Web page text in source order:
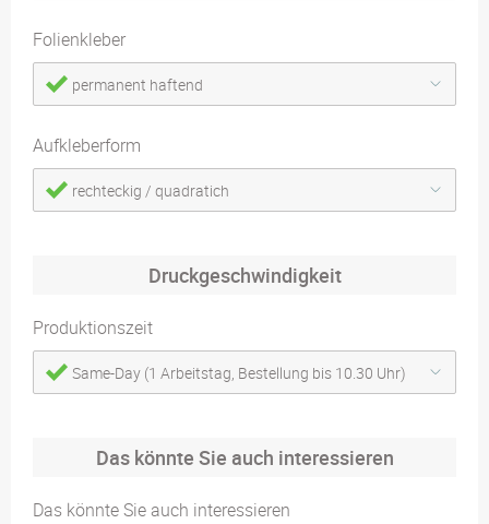
Folienkleber
permanent haftend
Aufkleberform
rechteckig / quadratich
Druckgeschwindigkeit
Produktionszeit
Same-Day (1 Arbeitstag, Bestellung bis 10.30 Uhr)
Das könnte Sie auch interessieren
Das könnte Sie auch interessieren